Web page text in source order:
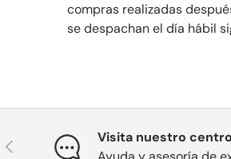
compras realizadas
se despachan el día hábil
Anterior
Visita nuestro